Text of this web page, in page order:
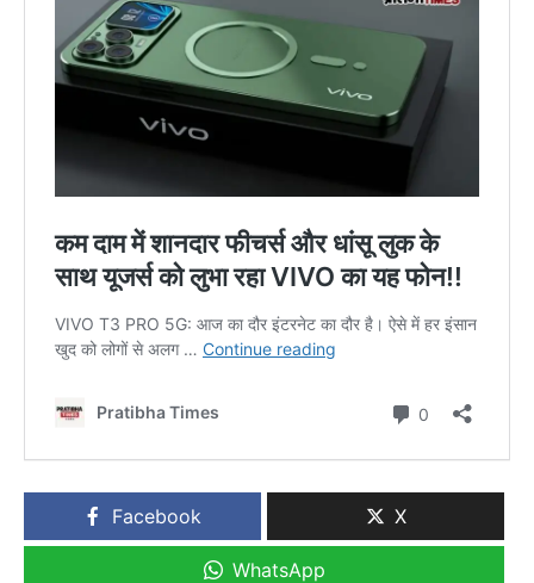
Facebook X
WhatsApp